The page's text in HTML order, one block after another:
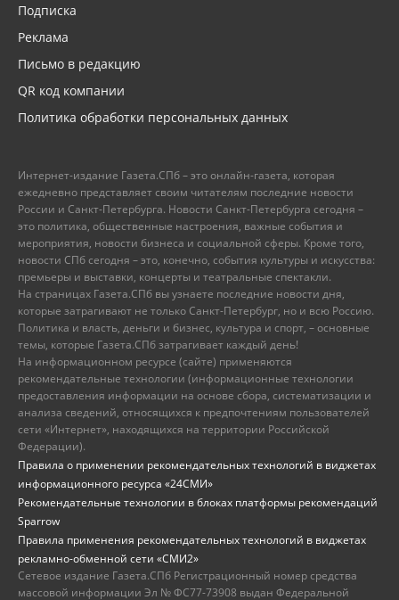
Подписка
Реклама
Письмо в редакцию
QR код компании
Политика обработки персональных данных
Интернет-издание Газета.СПб – это онлайн-газета, которая
ежедневно представляет своим читателям последние новости
России и Санкт-Петербурга. Новости Санкт-Петербурга сегодня –
это политика, общественные настроения, важные события и
мероприятия, новости бизнеса и социальной сферы. Кроме того,
новости СПб сегодня – это, конечно, события культуры и искусства:
премьеры и выставки, концерты и театральные спектакли.
На страницах Газета.СПб вы узнаете последние новости дня,
которые затрагивают не только Санкт-Петербург, но и всю Россию.
Политика и власть, деньги и бизнес, культура и спорт, – основные
темы, которые Газета.СПб затрагивает каждый день!
На информационном ресурсе (сайте) применяются
рекомендательные технологии (информационные технологии
предоставления информации на основе сбора, систематизации и
анализа сведений, относящихся к предпочтениям пользователей
сети «Интернет», находящихся на территории Российской
Федерации).
Правила о применении рекомендательных технологий в виджетах
информационного ресурса «24СМИ»
Рекомендательные технологии в блоках платформы рекомендаций
Sparrow
Правила применения рекомендательных технологий в виджетах
рекламно-обменной сети «СМИ2»
Сетевое издание Газета.СПб Регистрационный номер средства
массовой информации Эл № ФС77-73908 выдан Федеральной